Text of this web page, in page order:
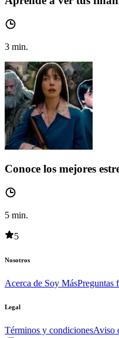
3 min.
Conoce los mejores
5 min.
5
Nosotros
Acerca de Soy MásPreguntas
Legal
Términos y condicionesAviso